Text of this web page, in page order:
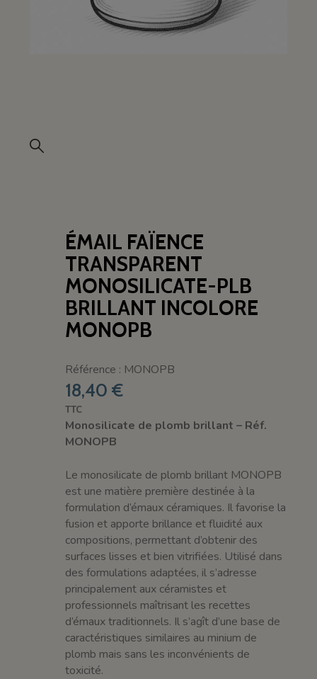
ÉMAIL FAÏENCE
TRANSPARENT
MONOSILICATE-PLB
BRILLANT INCOLORE
MONOPB
Référence : MONOPB
18,40 €
TTC
Monosilicate de plomb brillant – Réf.
MONOPB
Le monosilicate de plomb brillant MONOPB
est une matière première destinée à la
formulation d’émaux céramiques. Il favorise la
fusion et apporte brillance et fluidité aux
compositions, permettant d’obtenir des
surfaces lisses et bien vitrifiées. Utilisé dans
des formulations adaptées, il s’adresse
principalement aux céramistes et
professionnels maîtrisant les recettes
d’émaux traditionnels. Il s’agît d’une base de
caractéristiques similaires au minium de
plomb mais sans les inconvénients de
toxicité.